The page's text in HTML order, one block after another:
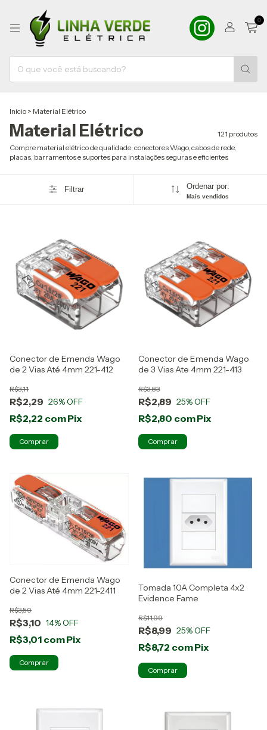
0
Início > Material Elétrico
Material Elétrico
121 produtos
Compre material elétrico de qualidade: conectores Wago, cabos de rede,
placas, barramentos e suportes para instalações seguras e eficientes
Filtrar Ordenar por:
Mais vendidos
Conector de Emenda Wago
de 2 Vias Até 4mm 221-412
R$2,29
R$3,11
26% OFF
R$2,22 comPix
Conector de Emenda Wago
de 3 Vias Ate 4mm 221-413
R$2,89
R$3,83
25% OFF
R$2,80 comPix
Conector de Emenda Wago
de 2 Vias Até 4mm 221-2411
R$3,10
R$3,59
14% OFF
R$3,01 comPix
Tomada 10A Completa 4x2
Evidence Fame
R$8,99
R$11,99
25% OFF
R$8,72 comPix